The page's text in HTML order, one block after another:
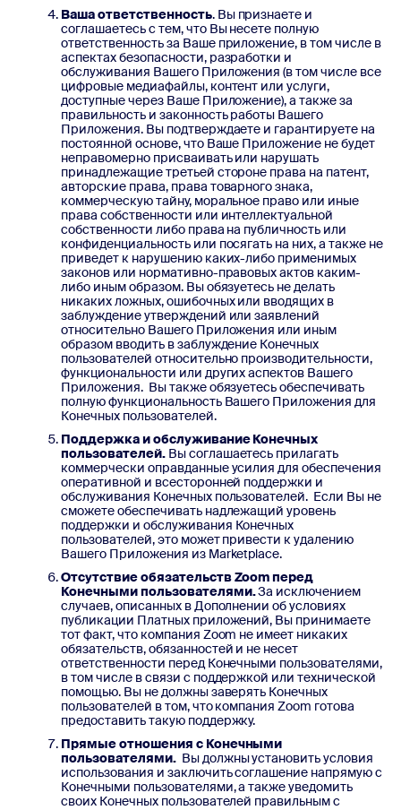
Ваша ответственность. Вы признаете и
соглашаетесь с тем, что Вы несете полную
ответственность за Ваше приложение, в том числе в
аспектах безопасности, разработки и
обслуживания Вашего Приложения (в том числе все
цифровые медиафайлы, контент или услуги,
доступные через Ваше Приложение), а также за
правильность и законность работы Вашего
Приложения. Вы подтверждаете и гарантируете на
постоянной основе, что Ваше Приложение не будет
неправомерно присваивать или нарушать
принадлежащие третьей стороне права на патент,
авторские права, права товарного знака,
коммерческую тайну, моральное право или иные
права собственности или интеллектуальной
собственности либо права на публичность или
конфиденциальность или посягать на них, а также не
приведет к нарушению каких-либо применимых
законов или нормативно-правовых актов каким-
либо иным образом. Вы обязуетесь не делать
никаких ложных, ошибочных или вводящих в
заблуждение утверждений или заявлений
относительно Вашего Приложения или иным
образом вводить в заблуждение Конечных
пользователей относительно производительности,
функциональности или других аспектов Вашего
Приложения. Вы также обязуетесь обеспечивать
полную функциональность Вашего Приложения для
Конечных пользователей.
Поддержка и обслуживание Конечных
пользователей. Вы соглашаетесь прилагать
коммерчески оправданные усилия для обеспечения
оперативной и всесторонней поддержки и
обслуживания Конечных пользователей. Если Вы не
сможете обеспечивать надлежащий уровень
поддержки и обслуживания Конечных
пользователей, это может привести к удалению
Вашего Приложения из Marketplace.
Отсутствие обязательств Zoom перед
Конечными пользователями.За исключением
случаев, описанных в Дополнении об условиях
публикации Платных приложений, Вы принимаете
тот факт, что компания Zoom не имеет никаких
обязательств, обязанностей и не несет
ответственности перед Конечными пользователями,
в том числе в связи с поддержкой или технической
помощью. Вы не должны заверять Конечных
пользователей в том, что компания Zoom готова
предоставить такую поддержку.
Прямые отношения с Конечными
пользователями. Вы должны установить условия
использования и заключить соглашение напрямую с
Конечными пользователями, а также уведомить
своих Конечных пользователей правильным с